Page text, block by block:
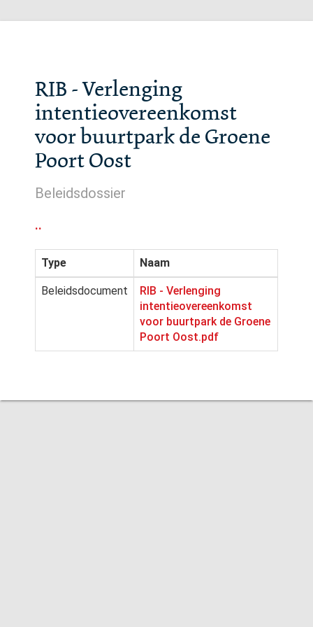
RIB - Verlenging
intentieovereenkomst
voor buurtpark de Groene
Poort Oost
Beleidsdossier
..
Type Naam
Beleidsdocument
RIB - Verlenging
intentieovereenkomst
voor buurtpark de Groene
Poort Oost.pdf